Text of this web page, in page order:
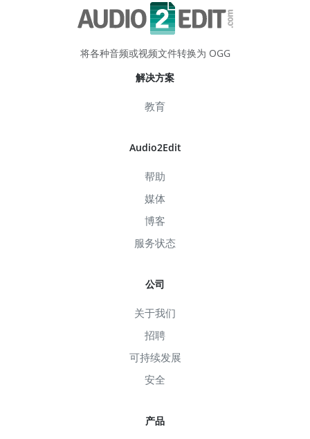
将各种音频或视频文件转换为 OGG
解决方案
教育
Audio2Edit
帮助
媒体
博客
服务状态
公司
关于我们
招聘
可持续发展
安全
产品